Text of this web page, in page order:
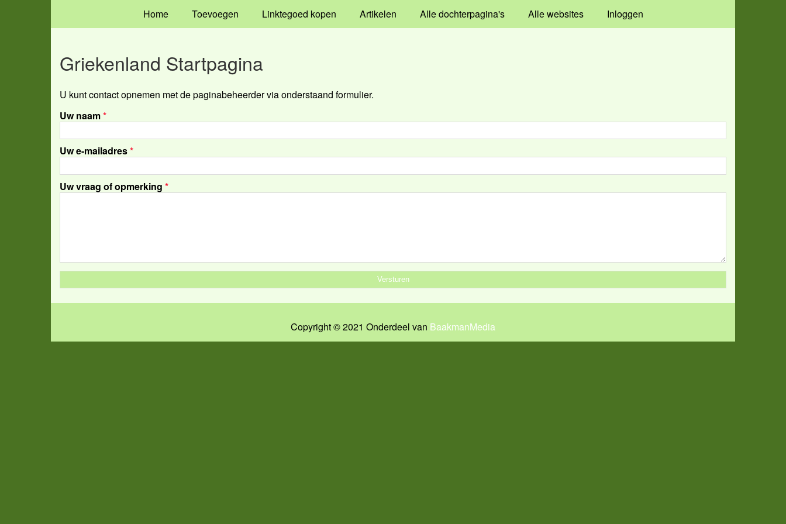
Home Toevoegen Linktegoed kopen Artikelen Alle dochterpagina's Alle websites Inloggen
Griekenland Startpagina
U kunt contact opnemen met de paginabeheerder via onderstaand formulier.
Uw naam*
Uw e-mailadres*
Uw vraag of opmerking *
Copyright © 2021 Onderdeel van BaakmanMedia